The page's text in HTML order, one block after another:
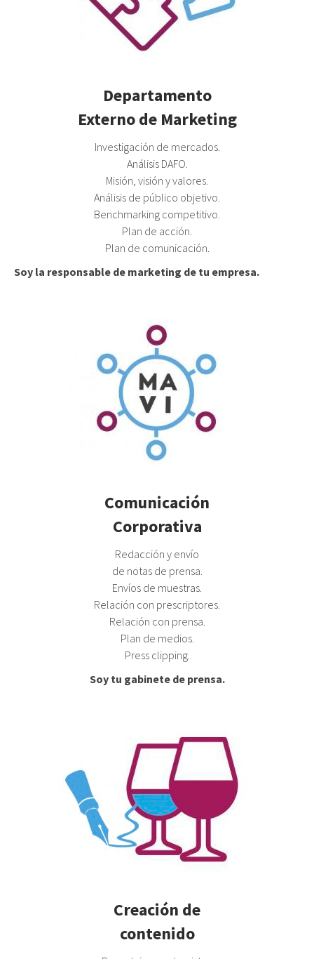
Departamento
Externo de Marketing
Investigación de mercados.
Análisis DAFO.
Misión, visión y valores.
Análisis de público objetivo.
Benchmarking competitivo.
Plan de acción.
Plan de comunicación.
Soy la responsable de marketing de tu empresa.
Comunicación
Corporativa
Redacción y envío
de notas de prensa.
Envíos de muestras.
Relación con prescriptores.
Relación con prensa.
Plan de medios.
Press clipping.
Soy tu gabinete de prensa.
Creación de
contenido